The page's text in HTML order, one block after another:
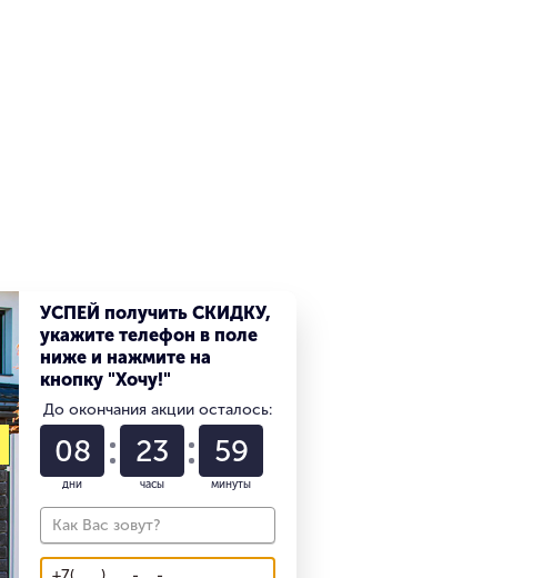
УСПЕЙ получить СКИДКУ,
укажите телефон в поле
ниже и нажмите на
кнопку "Хочу!"
До окончания акции осталось:
08
дни
23
часы
59
минуты